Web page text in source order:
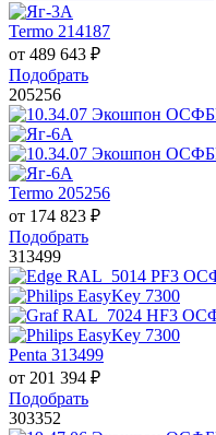
Termo 214187
от 489 643 ₽
Подобрать
205256
Termo 205256
от 174 823 ₽
Подобрать
313499
Penta 313499
от 201 394 ₽
Подобрать
303352